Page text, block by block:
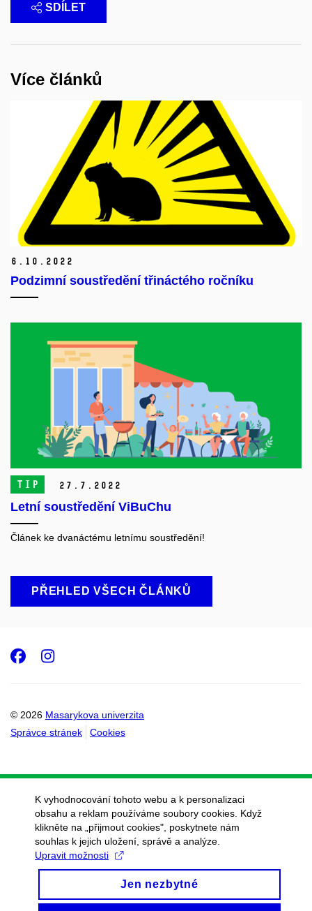
SDÍLET
Více článků
6. 10. 2022
Podzimní soustředění třináctého ročníku
TIP 27. 7. 2022
Letní soustředění ViBuChu
Článek ke dvanáctému letnímu soustředění!
PŘEHLED VŠECH ČLÁNKŮ
© 2026 Masarykova univerzita
Správce stránek
Cookies
Facebook
Instagram
K vyhodnocování tohoto webu a k personalizaci
obsahu a reklam používáme soubory cookies. Když
klikněte na „přijmout cookies", poskytnete nám
souhlas k jejich uložení, správě a analýze.
Upravit možnosti
Jen nezbytné